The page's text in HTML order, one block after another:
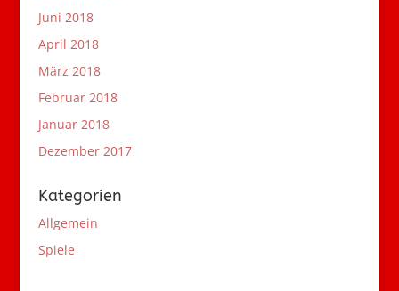
Juni 2018
April 2018
März 2018
Februar 2018
Januar 2018
Dezember 2017
Kategorien
Allgemein
Spiele